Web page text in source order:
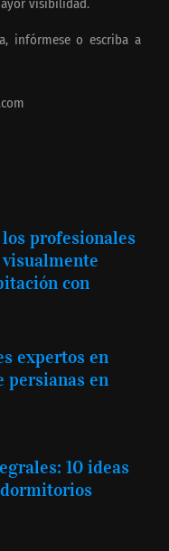
visibilidad.
infórmese o escriba a
profesionales
con
expertos en
persianas en
10 ideas